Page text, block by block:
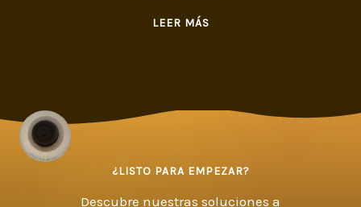
LEER MÁS
¿LISTO PARA EMPEZAR?
Descubre nuestras soluciones a